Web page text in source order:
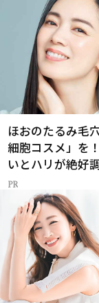
ほおのたるみ毛
細胞コスメ」を
いとハリが絶好